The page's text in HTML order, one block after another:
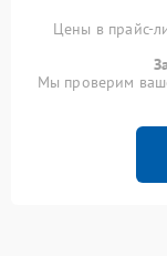
Цены в прайс-
Мы проверим